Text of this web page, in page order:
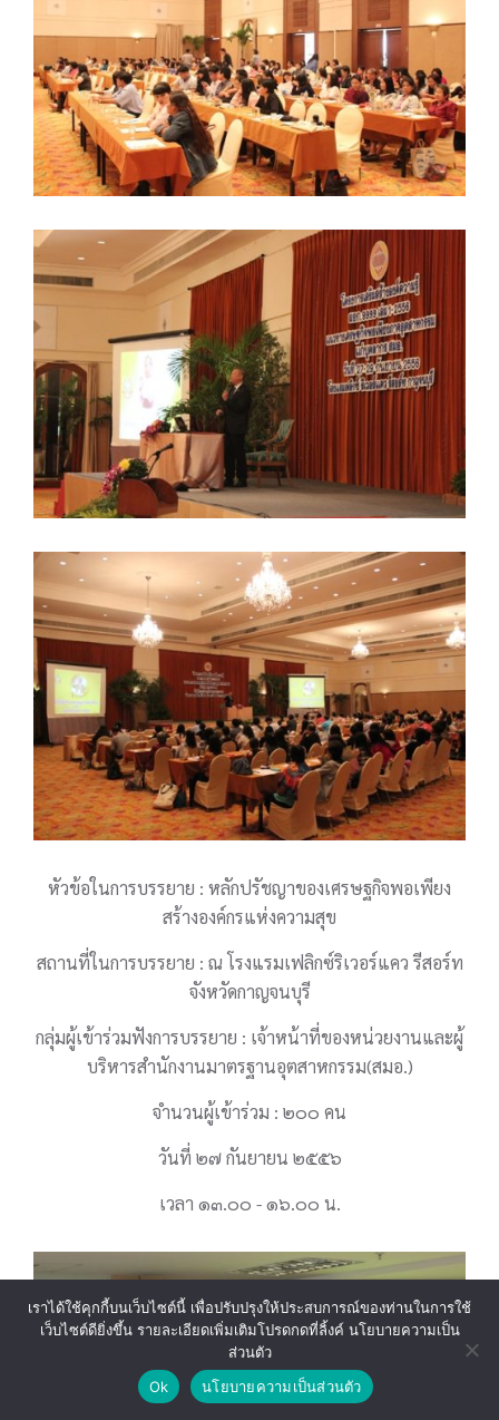
หัวข้อในการบรรยาย : หลักปรัชญาของเศรษฐกิจพอเพียง
สร้างองค์กรแห่งความสุข
สถานที่ในการบรรยาย : ณ โรงแรมเฟลิกซ์ริเวอร์แคว รีสอร์ท
จังหวัดกาญจนบุรี
กลุ่มผู้เข้าร่วมฟังการบรรยาย : เจ้าหน้าที่ของหน่วยงานและผู้
บริหารสำนักงานมาตรฐานอุตสาหกรรม(สมอ.)
จำนวนผู้เข้าร่วม : ๒๐๐ คน
วันที่ ๒๗ กันยายน ๒๕๕๖
เวลา ๑๓.๐๐ - ๑๖.๐๐ น.
เราได้ใช้คุกกี้บนเว็บไซต์นี้ เพื่อปรับปรุงให้ประสบการณ์ของท่านในการใช้
เว็บไซต์ดียิ่งขึ้น รายละเอียดเพิ่มเติมโปรดกดที่ลิ้งค์ นโยบายความเป็น
ส่วนตัว
Ok
นโยบายความเป็นส่วนตัว